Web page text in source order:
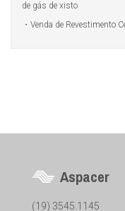
de gás de xisto
Venda de Revestimento
Aspacer
(19) 3545.1145